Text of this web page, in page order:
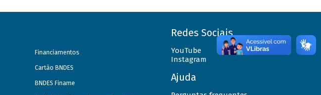
Financiamentos
Cartão BNDES
BNDES Finame
Redes Sociais
YouTube
Instagram
Ajuda